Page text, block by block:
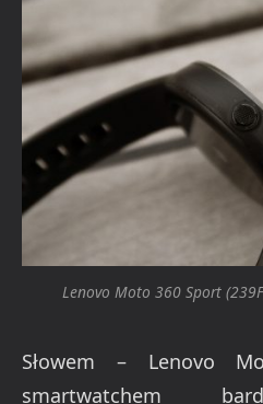
Lenovo Moto 360 Sport
Słowem – Lenovo
smartwatchem